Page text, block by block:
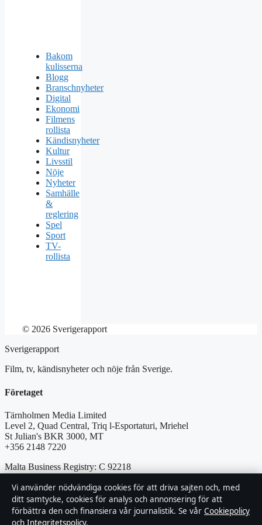
Bakom
kulisserna
Blogg
Branschnyheter
Digital
Ekonomi
Filmens
rollista
Kändisnyheter
Kultur
Livsstil
Nöje
Nyheter
Samhälle
&
reglering
Spel
Sport
TV-
rollista
© 2026 Sverigerapport
Sverigerapport
Film, tv, kändisnyheter och nöje från Sverige.
Företaget
Tärnholmen Media Limited
Level 2, Quad Central, Triq l-Esportaturi, Mriehel
St Julian's BKR 3000, MT
+356 2148 7220
Malta Business Registry: C 92218
Kontakta oss
Allmänt: info@sverigerapport.se
Vi använder nödvändiga cookies för att driva sajten och, med
ditt samtycke, cookies för analys och annonsering för att
förbättra den och finansiera vår journalistik. Se vår Cookiepolicy
och Integritetspolicy.